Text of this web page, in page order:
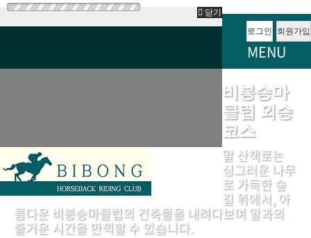
닫기
로그인
회원가입
MENU
비봉승마
클럽 외승
코스
말 산책로는
싱그러운 나무
로 가득한 숲
길 위에서, 아
름다운 비봉승마클럽의 건축물을 내려다보며 말과의
즐거운 시간을 만끽할 수 있습니다.